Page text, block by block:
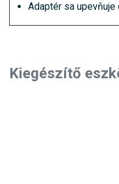
Kiegészítő
Adaptér sa